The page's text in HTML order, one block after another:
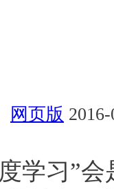
网页版
度学习”